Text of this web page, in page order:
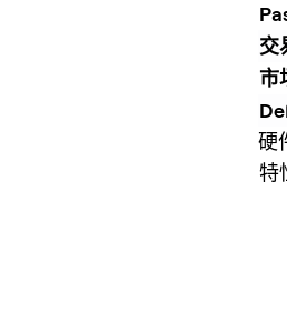
交
市
硬
特